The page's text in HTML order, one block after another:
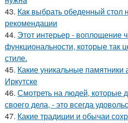
43. Как выбрать обеденный стол
рекомендации
44. Этот интерьер - воплощение
функциональности, которые так
стиле.
45. Какие уникальные памятники
Иркутске
46. Смотреть на людей, которые
своего дела, - это всегда
47. Какие традиции и обычаи